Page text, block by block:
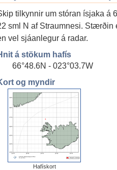
tilkynnir um stóran ísjaka á
sml N af Straumnesi.
vel sjáanlegur á radar.
á stökum hafís
66°48.6N - 023°03.7W
og myndir
Hafískort